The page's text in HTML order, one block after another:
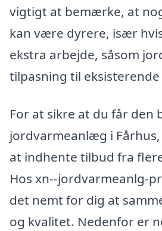
vigtigt at bemærke, at
kan være dyrere, især
ekstra arbejde, såsom
tilpasning til
For at sikre at du får den
jordvarmeanlæg i
at indhente tilbud fra
Hos xn--jordvarmeanlg-
det nemt for dig at
og kvalitet. Nedenfor er